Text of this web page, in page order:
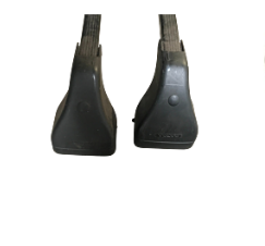
HINZUFÜGEN
HINZUFÜGEN